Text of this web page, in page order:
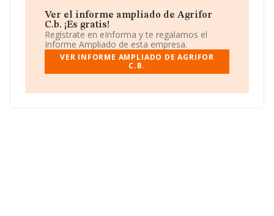
Ver el informe ampliado de Agrifor
C.b. ¡Es gratis!
Regístrate en eInforma y te regalamos el
Informe Ampliado de esta empresa.
VER INFORME AMPLIADO DE AGRIFOR
C.B.